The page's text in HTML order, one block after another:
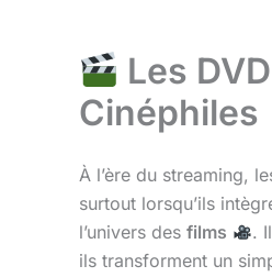
Les
Cinéphiles
À l’ère du streaming,
surtout lorsqu’ils
l’univers des films .
ils transforment un